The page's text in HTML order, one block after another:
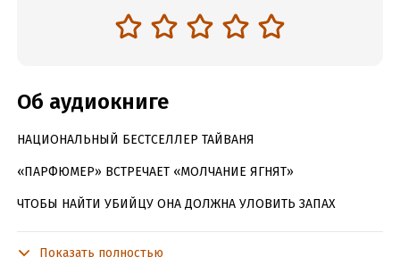
Об аудиокниге
НАЦИОНАЛЬНЫЙ БЕСТСЕЛЛЕР ТАЙВАНЯ
«ПАРФЮМЕР» ВСТРЕЧАЕТ «МОЛЧАНИЕ ЯГНЯТ»
ЧТОБЫ НАЙТИ УБИЙЦУ ОНА ДОЛЖНА УЛОВИТЬ ЗАПАХ
после самоубийства младшего брата она от шока потеряла
Показать полностью